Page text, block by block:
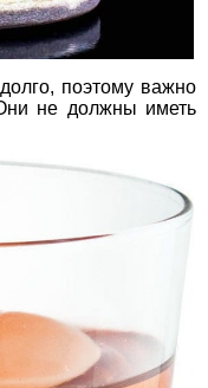
поэтому важно
не должны иметь